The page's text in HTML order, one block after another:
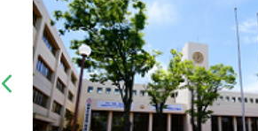
Previous